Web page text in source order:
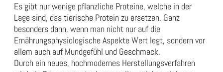
Es gibt nur wenige pflanzliche Proteine, welche in der
Lage sind, das tierische Protein zu ersetzen. Ganz
besonders dann, wenn man nicht nur auf die
Ernährungsphysiologische Aspekte Wert legt, sondern vor
allem auch auf Mundgefühl und Geschmack.
Durch ein neues, hochmodernes Herstellungsverfahren